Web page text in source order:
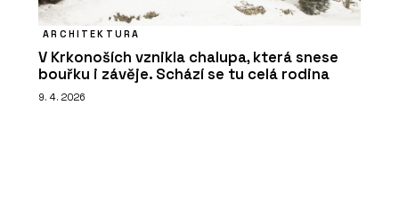
ARCHITEKTURA
V Krkonoších vznikla chalupa, která snese
bouřku i závěje. Schází se tu celá rodina
9. 4. 2026